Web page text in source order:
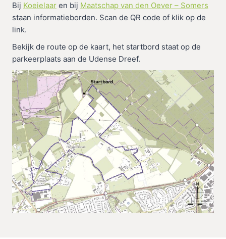
Bij Koeielaar en bij Maatschap van den Oever – Somers
staan informatieborden. Scan de QR code of klik op de
link.
Bekijk de route op de kaart, het startbord staat op de
parkeerplaats aan de Udense Dreef.